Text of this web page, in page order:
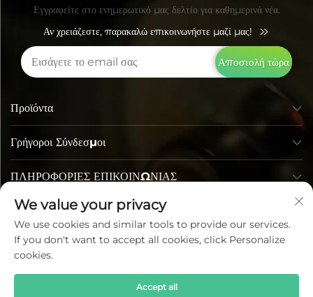
Εγγραφείτε στο ενημερωτικό μας δελτίο για καθημερινά νέα.
Αν χρειάζεστε, παρακαλώ επικοινωνήστε μαζί μας!
Αποστολή τώρα
Γρήγοροι Σύνδεσμοι
Προϊόντα
ΠΛΗΡΟΦΟΡΙΕΣ ΕΠΙΚΟΙΝΩΝΙΑΣ
Πνευματικά Δικαιώματα © Lumi Photoelectric Technology Co.,
We value your privacy
We use cookies and similar tools to provide our services.
If you don't want to accept all cookies, click Personalize
cookies.
Accept all